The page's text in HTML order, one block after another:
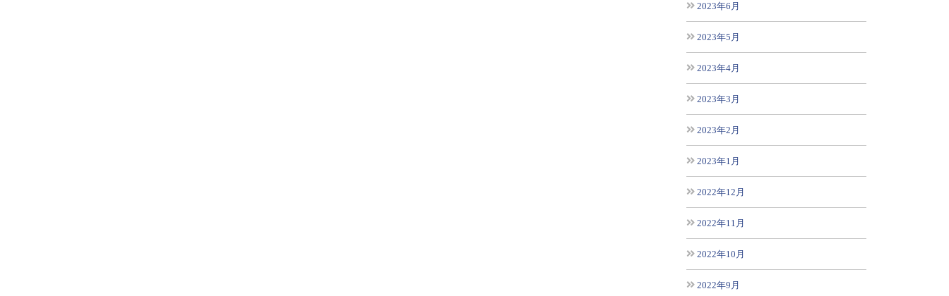
2023年6月
2023年5月
2023年4月
2023年3月
2023年2月
2023年1月
2022年12月
2022年11月
2022年10月
2022年9月